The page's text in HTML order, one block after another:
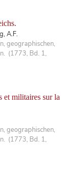
A.F.
geographischen,
(1773, Bd. 1,
et militaires sur la
geographischen,
(1773, Bd. 1,